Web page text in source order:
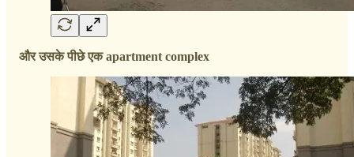
और उसके पीछे एक apartment complex